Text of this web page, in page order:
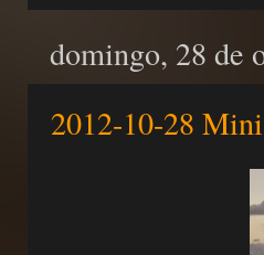
domingo, 28 de
2012-10-28